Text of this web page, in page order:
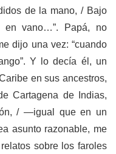
de la mano, / Bajo
en vano…”. Papá, no
dijo una vez: “cuando
Y lo decía él, un
en sus ancestros,
Cartagena de Indias,
/ —igual que en un
asunto razonable, me
sobre los faroles